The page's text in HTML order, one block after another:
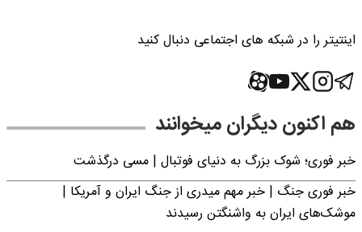
اینتیتر را در شبکه های اجتماعی دنبال کنید
هم اکنون دیگران میخوانند
خبر فوری؛‌ شوک بزرگ به دنیای فوتبال | مسی درگذشت
خبر فوری جنگ | خبر مهم میدری از جنگ ایران و آمریکا |
موشک‌های ایران به واشنگتن رسیدند